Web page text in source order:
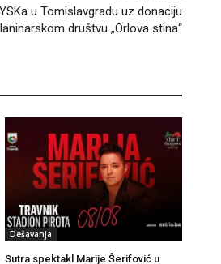
u Tomislavgradu uz donaciju
društvu „Orlova stina“
Dešavanja
Sutra spektakl Marije Šerifović u